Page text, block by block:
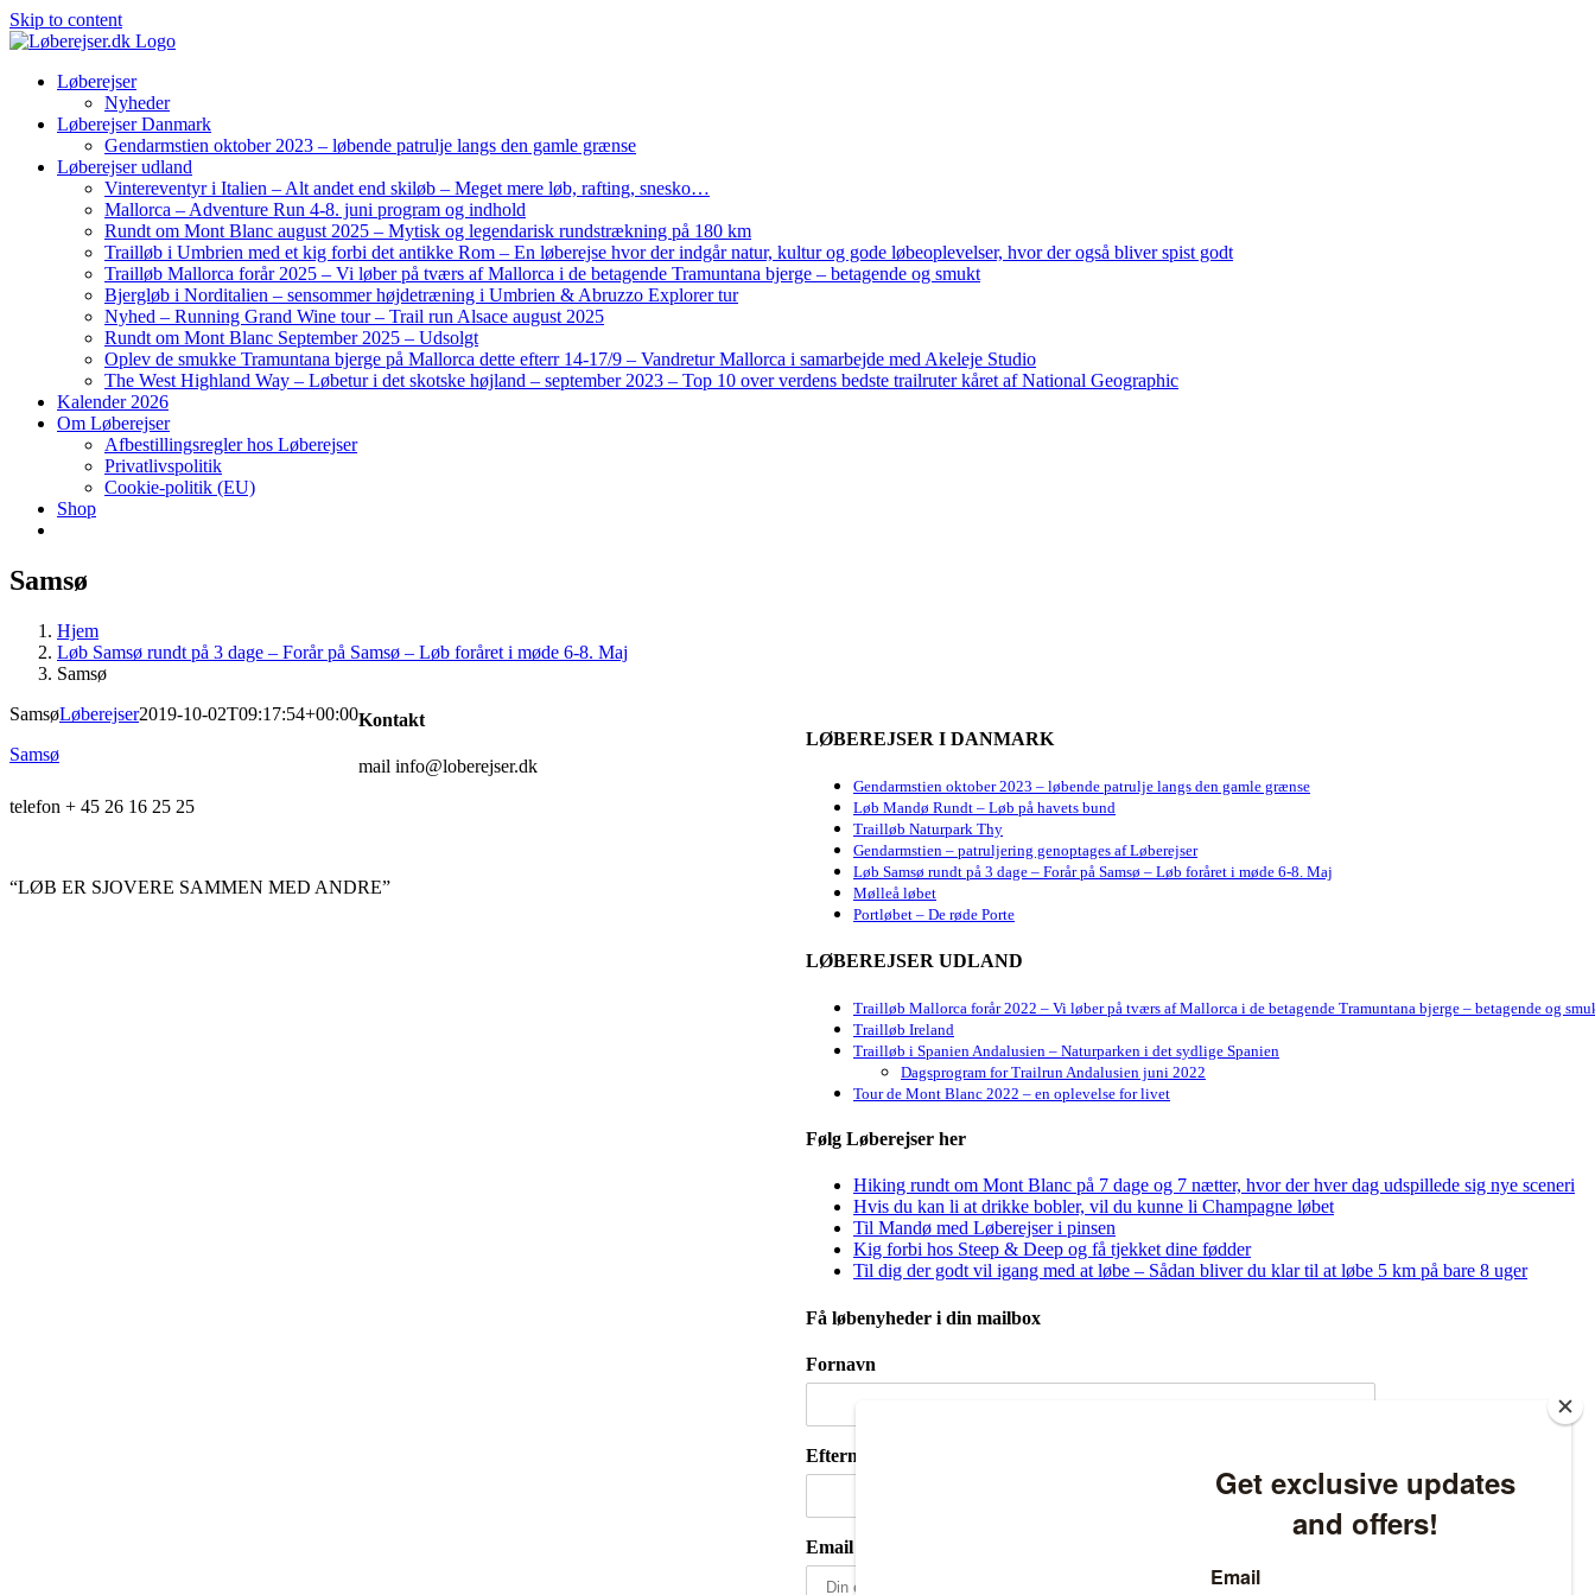
Skip to content
Løberejser
Nyheder
Løberejser Danmark
Gendarmstien oktober 2023 – løbende patrulje langs den gamle grænse
Løberejser udland
Vintereventyr i Italien – Alt andet end skiløb – Meget mere løb, rafting, snesko…
Mallorca – Adventure Run 4-8. juni program og indhold
Rundt om Mont Blanc august 2025 – Mytisk og legendarisk rundstrækning på 180 km
Trailløb i Umbrien med et kig forbi det antikke Rom – En løberejse hvor der indgår natur, kultur og gode løbeoplevelser, hvor der også bliver spist godt
Trailløb Mallorca forår 2025 – Vi løber på tværs af Mallorca i de betagende Tramuntana bjerge – betagende og smukt
Bjergløb i Norditalien – sensommer højdetræning i Umbrien & Abruzzo Explorer tur
Nyhed – Running Grand Wine tour – Trail run Alsace august 2025
Rundt om Mont Blanc September 2025 – Udsolgt
Oplev de smukke Tramuntana bjerge på Mallorca dette efterr 14-17/9 – Vandretur Mallorca i samarbejde med Akeleje Studio
The West Highland Way – Løbetur i det skotske højland – september 2023 – Top 10 over verdens bedste trailruter kåret af National Geographic
Kalender 2026
Om Løberejser
Afbestillingsregler hos Løberejser
Privatlivspolitik
Cookie-politik (EU)
Shop
Samsø
Hjem
Løb Samsø rundt på 3 dage – Forår på Samsø – Løb foråret i møde 6-8. Maj
Samsø
SamsøLøberejser2019-10-02T09:17:54+00:00
Samsø
LØBEREJSER I DANMARK
Gendarmstien oktober 2023 – løbende patrulje langs den gamle grænse
Løb Mandø Rundt – Løb på havets bund
Trailløb Naturpark Thy
Gendarmstien – patruljering genoptages af Løberejser
Løb Samsø rundt på 3 dage – Forår på Samsø – Løb foråret i møde 6-8. Maj
Mølleå løbet
Portløbet – De røde Porte
LØBEREJSER UDLAND
Trailløb Mallorca forår 2022 – Vi løber på tværs af Mallorca i de betagende Tramuntana bjerge – betagende og
Trailløb Ireland
Trailløb i Spanien Andalusien – Naturparken i det sydlige Spanien
Dagsprogram for Trailrun Andalusien juni 2022
Tour de Mont Blanc 2022 – en oplevelse for livet
Følg Løberejser her
Hiking rundt om Mont Blanc på 7 dage og 7 nætter, hvor der hver dag udspillede sig nye sceneri
Hvis du kan li at drikke bobler, vil du kunne li Champagne løbet
Til Mandø med Løberejser i pinsen
Kig forbi hos Steep & Deep og få tjekket dine fødder
Til dig der godt vil igang med at løbe – Sådan bliver du klar til at løbe 5 km på bare 8 uger
Få løbenyheder i din mailbox
Fornavn
Efternavn
Email adresse:
Kontakt
mail info@loberejser.dk
telefon + 45 26 16 25 25
“LØB ER SJOVERE SAMMEN MED ANDRE”